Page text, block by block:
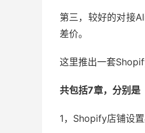
第三，较好的对接
差价。
这里推出一套
共包括7章，分别是
1，Shopify店铺设